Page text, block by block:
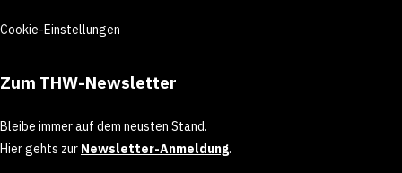
Cookie-Einstellungen
Zum THW-Newsletter
Bleibe immer auf dem neusten Stand.
Hier gehts zur Newsletter-Anmeldung.